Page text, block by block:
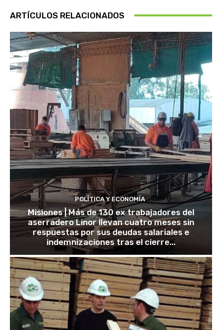
ARTÍCULOS RELACIONADOS
POLÍTICA Y ECONOMÍA
Misiones | Más de 130 ex trabajadores del
aserradero Linor llevan cuatro meses sin
respuestas por sus deudas salariales e
indemnizaciones tras el cierre...